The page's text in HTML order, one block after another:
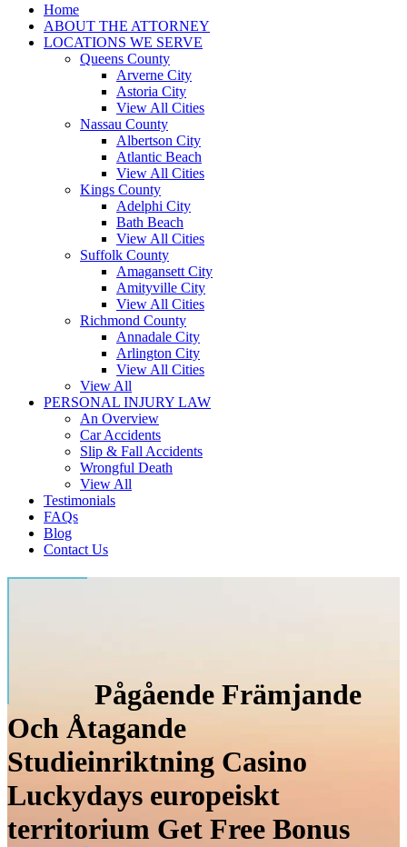
Home
ABOUT THE ATTORNEY
LOCATIONS WE SERVE
Queens County
Arverne City
Astoria City
View All Cities
Nassau County
Albertson City
Atlantic Beach
View All Cities
Kings County
Adelphi City
Bath Beach
View All Cities
Suffolk County
Amagansett City
Amityville City
View All Cities
Richmond County
Annadale City
Arlington City
View All Cities
View All
PERSONAL INJURY LAW
An Overview
Car Accidents
Slip & Fall Accidents
Wrongful Death
View All
Testimonials
FAQs
Blog
Contact Us
Pågående Främjande
Och Åtagande
Studieinriktning Casino
Luckydays europeiskt
territorium Get Free Bonus